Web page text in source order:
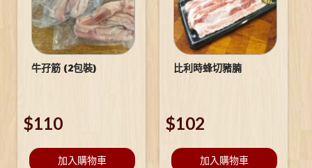
牛孖筋 (2包裝)
$110
加入購物車
比利時蜂切豬腩
$102
加入購物車